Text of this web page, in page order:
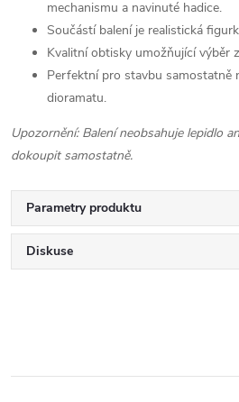
mechanismu a navinuté hadice.
Součástí balení je realistická
Kvalitní obtisky umožňující výběr
Perfektní pro stavbu samostatně
dioramatu.
Upozornění: Balení neobsahuje lepidlo
dokoupit samostatně.
Parametry produktu
Diskuse